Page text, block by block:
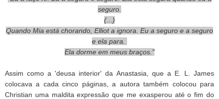
seguro.
(...)
Quando Mia está chorando, Elliot a ignora. Eu a seguro e a seguro
e ela para.
Ela dorme em meus braços."
Assim como a 'deusa interior' da Anastasia, que a E. L. James
colocava a cada cinco páginas, a autora também colocou para
Christian uma maldita expressão que me exasperou até o fim do